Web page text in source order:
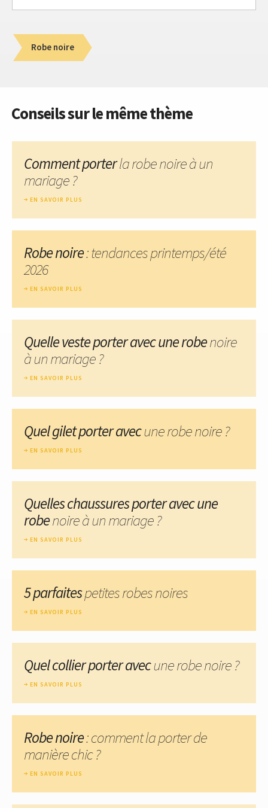
Robe noire
Conseils sur le même thème
Comment porterla robe noire à un
mariage ?
EN SAVOIR PLUS
Robe noire: tendances printemps/été
2026
EN SAVOIR PLUS
Quelle veste porter avec une robenoire
à un mariage ?
EN SAVOIR PLUS
Quel gilet porter avecune robe noire ?
EN SAVOIR PLUS
Quelles chaussures porter avec une
robenoire à un mariage ?
EN SAVOIR PLUS
5 parfaitespetites robes noires
EN SAVOIR PLUS
Quel collier porter avecune robe noire ?
EN SAVOIR PLUS
Robe noire: comment la porter de
manière chic ?
EN SAVOIR PLUS